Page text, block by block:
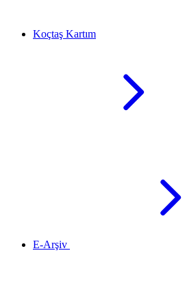
Koçtaş Kartım
E-Arşiv